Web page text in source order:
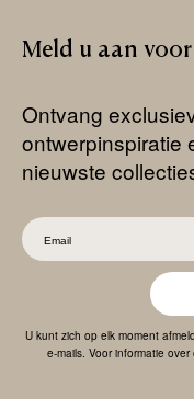
Meld u aan voor
Ontvang
ontwerpinspiratie
nieuwste
U kunt zich op elk moment
e-mails. Voor informatie